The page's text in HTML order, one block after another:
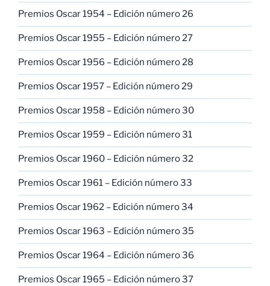
Premios Oscar 1954 – Edición número 26
Premios Oscar 1955 – Edición número 27
Premios Oscar 1956 – Edición número 28
Premios Oscar 1957 – Edición número 29
Premios Oscar 1958 – Edición número 30
Premios Oscar 1959 – Edición número 31
Premios Oscar 1960 – Edición número 32
Premios Oscar 1961 – Edición número 33
Premios Oscar 1962 – Edición número 34
Premios Oscar 1963 – Edición número 35
Premios Oscar 1964 – Edición número 36
Premios Oscar 1965 – Edición número 37